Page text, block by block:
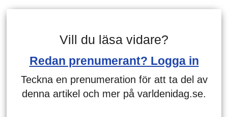
Vill du läsa vidare?
Redan prenumerant? Logga in
Teckna en prenumeration för att ta del av
denna artikel och mer på varldenidag.se.